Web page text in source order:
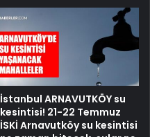
İstanbul ARNAVUTKÖY su
kesintisi! 21-22 Temmuz
İSKİ Arnavutköy su kesintisi